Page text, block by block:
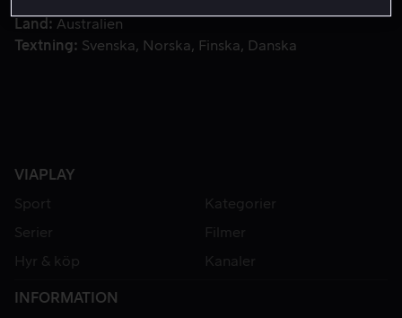
Land
Australien
Textning
Svenska Norska Finska Danska
VIAPLAY
Sport
Kategorier
Serier
Filmer
Hyr & köp
Kanaler
INFORMATION